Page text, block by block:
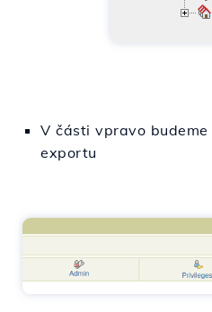
V části vpravo budeme
exportu